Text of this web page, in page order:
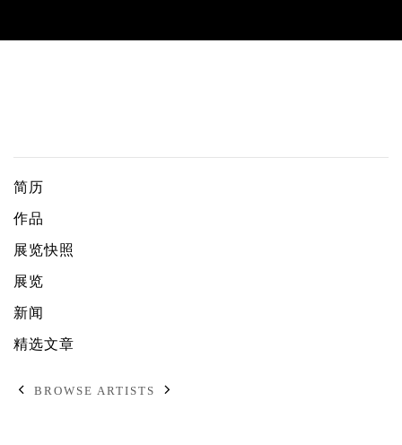
简历
作品
展览快照
展览
新闻
精选文章
BROWSE ARTISTS